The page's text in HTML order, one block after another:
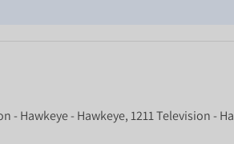
- Hawkeye - Hawkeye, 1211 Television -